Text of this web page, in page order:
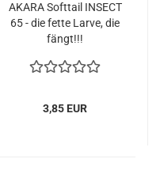
AKARA Softtail INSECT
65 - die fette Larve, die
fängt!!!
3,85 EUR